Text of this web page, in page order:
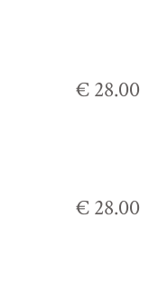
€ 28.00
€ 28.00